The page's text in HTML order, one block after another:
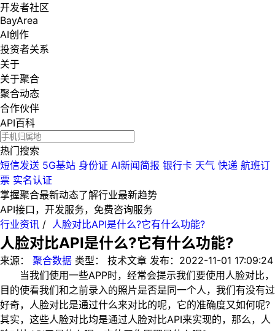
开发者社区
BayArea
AI创作
投资者关系
关于
关于聚合
聚合动态
合作伙伴
API百科
热门搜索
短信发送 5G基站 身份证 AI新闻简报 银行卡 天气 快递 航班订
票 实名认证
掌握聚合最新动态了解行业最新趋势
API接口，开发服务，免费咨询服务
行业资讯 / 人脸对比API是什么?它有什么功能?
人脸对比API是什么?它有什么功能?
来源： 聚合数据 类型： 技术文章 发布： 2022-11-01 17:09:24
当我们使用一些APP时，经常会提示我们要使用人脸对比，
目的使看我们和之前录入的照片是否是同一个人，我们有没有过
好奇，人脸对比是通过什么来对比的呢，它的准确度又如何呢?
其实，这些人脸对比均是通过人脸对比API来实现的，那么，人